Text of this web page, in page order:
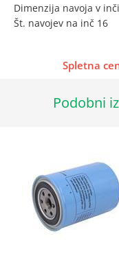
Dimenzija navoja v
Št. navojev na inč 16
Spletna
Podobni